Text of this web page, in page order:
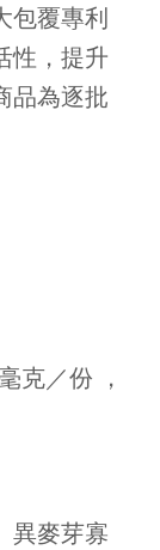
包覆專利
性，提升
品為逐批
克／份 ，
異麥芽寡